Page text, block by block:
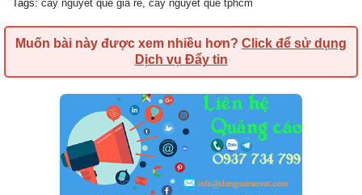
Tags: cay nguyet que gia re, cay nguyet que tphcm
Muốn bài này được xem nhiều hơn? Click để sử dụng
Dịch vụ Đẩy tin